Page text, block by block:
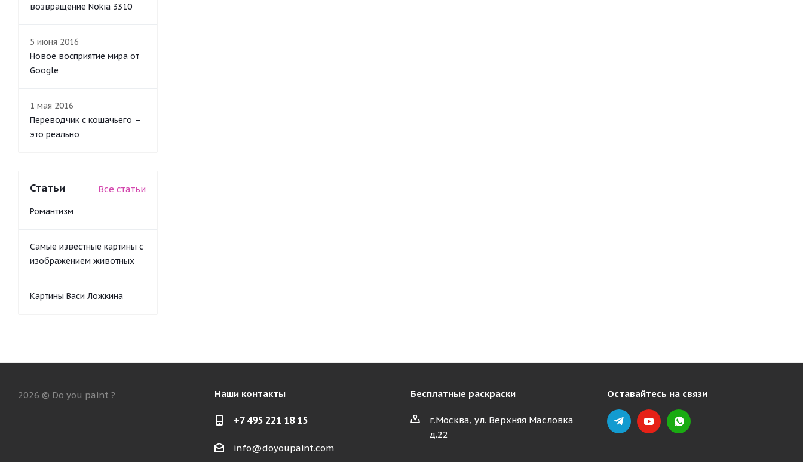
возвращение Nokia 3310
5 июня 2016
Новое восприятие мира от
Google
1 мая 2016
Переводчик с кошачьего –
это реально
Статьи Все статьи
Романтизм
Самые известные картины с
изображением животных
Картины Васи Ложкина
2026 © Do you paint ? Наши контакты Бесплатные раскраски
+7 495 221 18 15
info@doyoupaint.com
г.Москва, ул. Верхняя Масловка
д.22
Оставайтесь на связи